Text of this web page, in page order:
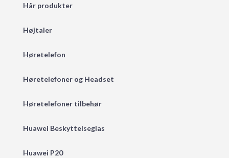
Hår produkter
Højtaler
Høretelefon
Høretelefoner og Headset
Høretelefoner tilbehør
Huawei Beskyttelseglas
Huawei P20